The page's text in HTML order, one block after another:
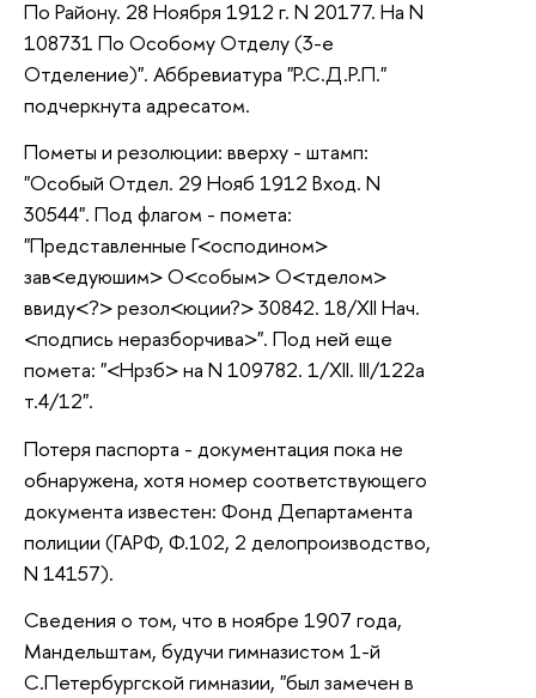
По Району. 28 Ноября 1912 г. N 20177. На N
108731 По Особому Отделу (3-е
Отделение)". Аббревиатура "Р.С.Д.Р.П."
подчеркнута адресатом.
Пометы и резолюции: вверху - штамп:
"Особый Отдел. 29 Нояб 1912 Вход. N
30544". Под флагом - помета:
"Представленные Г<осподином>
зав<едуюшим> О<собым> О<тделом>
ввиду<?> резол<юции?> 30842. 18/XII Нач.
<подпись неразборчива>". Под ней еще
помета: "<Нрзб> на N 109782. 1/XII. III/122а
т.4/12".
Потеря паспорта - документация пока не
обнаружена, хотя номер соответствующего
документа известен: Фонд Департамента
полиции (ГАРФ, Ф.102, 2 делопроизводство,
N 14157).
Сведения о том, что в ноябре 1907 года,
Мандельштам, будучи гимназистом 1-й
С.Петербургской гимназии, "был замечен в